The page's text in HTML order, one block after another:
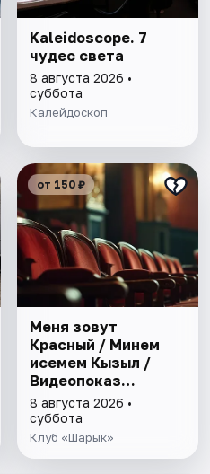
Kaleidoscope. 7
чудес света
8 августа 2026 •
суббота
Калейдоскоп
от 150 ₽
Меня зовут
Красный / Минем
исемем Кызыл /
Видеопоказ
спектакля в клубе
Шарык
8 августа 2026 •
суббота
Клуб «Шарык»